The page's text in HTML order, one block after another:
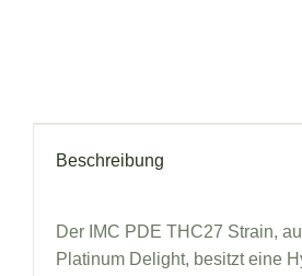
Beschreibung
Der IMC PDE THC27 Strain,
Platinum Delight, besitzt eine